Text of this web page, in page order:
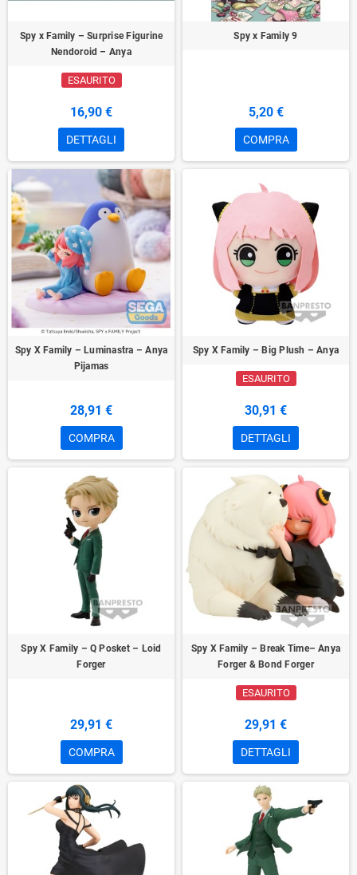
Spy x Family – Surprise Figurine
Nendoroid – Anya
ESAURITO
16,90 €
DETTAGLI
Spy x Family 9
5,20 €
COMPRA
Spy X Family – Luminastra – Anya
Pijamas
28,91 €
COMPRA
Spy X Family – Big Plush – Anya
ESAURITO
30,91 €
DETTAGLI
Spy X Family – Q Posket – Loid
Forger
29,91 €
COMPRA
Spy X Family – Break Time– Anya
Forger & Bond Forger
ESAURITO
29,91 €
DETTAGLI